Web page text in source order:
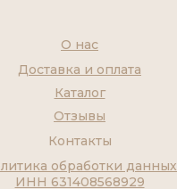
Контакты
Каталог
О нас
Доставка и оплата
Отзывы
обработки данных
ИНН 631408568929